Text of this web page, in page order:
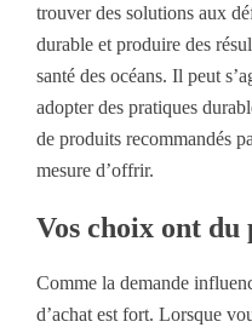
trouver des solutions aux
durable et produire des
santé des océans. Il peut
adopter des pratiques
de produits recommandés
mesure d’offrir.
Vos choix ont du
Comme la demande
d’achat est fort. Lorsque